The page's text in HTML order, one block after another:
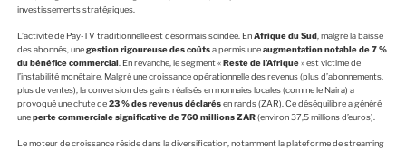
investissements stratégiques.
L’activité de Pay-TV traditionnelle est désormais scindée. EnAfrique du Sud, malgré la baisse
des abonnés, unegestion rigoureuse des coûtsa permis uneaugmentation notable de 7 %
du bénéfice commercial. En revanche, le segment «Reste de l’Afrique» est victime de
l’instabilité monétaire. Malgré une croissance opérationnelle des revenus (plus d’abonnements,
plus de ventes), la conversion des gains réalisés en monnaies locales (comme le Naira) a
provoqué une chute de23 % des revenus déclarésen rands (ZAR). Ce déséquilibre a généré
uneperte commerciale significative de 760 millions ZAR(environ 37,5 millions d’euros).
Le moteur de croissance réside dans la diversification, notamment la plateforme de streaming